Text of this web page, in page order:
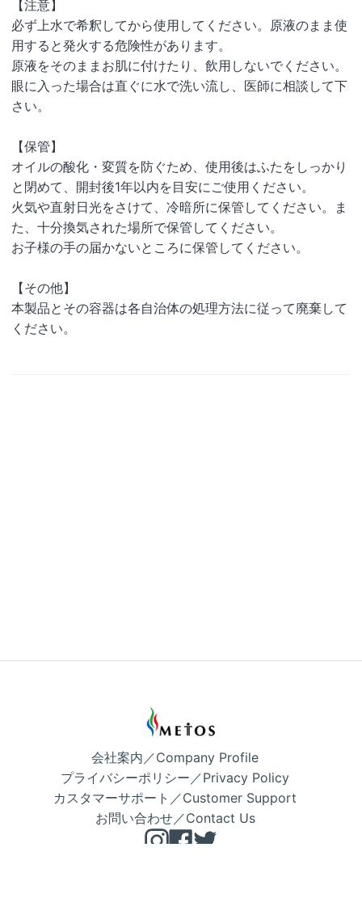
【注意】
必ず上水で希釈してから使用してください。原液のまま使
用すると発火する危険性があります。
原液をそのままお肌に付けたり、飲用しないでください。
眼に入った場合は直ぐに水で洗い流し、医師に相談して下
さい。
【保管】
オイルの酸化・変質を防ぐため、使用後はふたをしっかり
と閉めて、開封後1年以内を目安にご使用ください。
火気や直射日光をさけて、冷暗所に保管してください。ま
た、十分換気された場所で保管してください。
お子様の手の届かないところに保管してください。
【その他】
本製品とその容器は各自治体の処理方法に従って廃棄して
ください。
会社案内／Company Profile
プライバシーポリシー／Privacy Policy
カスタマーサポート／Customer Support
お問い合わせ／Contact Us